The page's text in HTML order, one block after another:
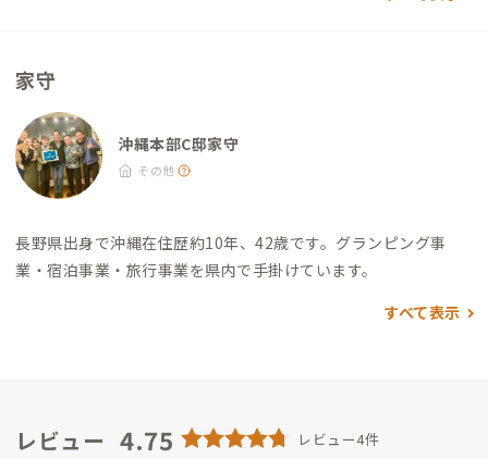
家守
沖縄本部C邸家守
その他
長野県出身で沖縄在住歴約10年、42歳です。 グランピング事
業・宿泊事業・旅行事業を県内で手掛けています。
すべて表示
レビュー 4.75 レビュー4件